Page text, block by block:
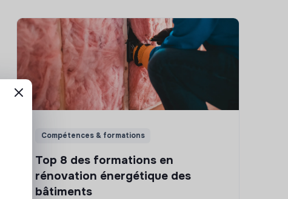
Compétences & formations
Top 8 des formations en
rénovation énergétique des
bâtiments